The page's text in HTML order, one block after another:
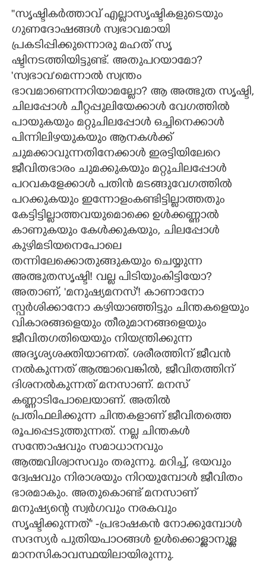
CARTOONS
LITERATURE
ZOOM
CONTACT US
''സൃഷ്ടികർത്താവ് എല്ലാസൃഷ്ടികളുടെയും
ഗുണദോഷങ്ങൾ സ്വഭാവമായി
പ്രകടിപ്പിക്കുന്നൊരു മഹത് സൃ
ഷ്ടിനടത്തിയിട്ടുണ്ട്. അതുപറയാമോ?
'സ്വഭാവ'മെന്നാൽ സ്വന്തം
ഭാവമാണെന്നറിയാമല്ലോ? ആ അത്ഭുത സൃഷ്ടി,
ചിലപ്പോൾ ചീറ്റപ്പുലിയേക്കാൾ വേഗത്തിൽ
പായുകയും മറ്റുചിലപ്പോൾ ഒച്ചിനെക്കാൾ
പിന്നിലിഴയുകയും ആനകൾക്ക്
ചുമക്കാവുന്നതിനേക്കാൾ ഇരട്ടിയിലേറെ
ജീവിതഭാരം ചുമക്കുകയും മറ്റുചിലപ്പോൾ
പറവകളേക്കാൾ പതിൻ മടങ്ങുവേഗത്തിൽ
പറക്കുകയും ഇന്നോളംകണ്ടിട്ടില്ലാത്തതും
കേട്ടിട്ടില്ലാത്തവയുമൊക്കെ ഉൾക്കണ്ണാൽ
കാണുകയും കേൾക്കുകയും, ചിലപ്പോൾ
കുഴിമടിയനെപോലെ
തന്നിലേക്കൊതുങ്ങുകയും ചെയ്യുന്ന
അത്ഭുതസൃഷ്ടി! വല്ല പിടിയുംകിട്ടിയോ?
അതാണ്, 'മനുഷ്യമനസ്'! കാണാനോ
സ്പർശിക്കാനോ കഴിയാഞ്ഞിട്ടും ചിന്തകളെയും
വികാരങ്ങളെയും തീരുമാനങ്ങളെയും
ജീവിതഗതിയെയും നിയന്ത്രിക്കുന്ന
അദൃശ്യശക്തിയാണത്. ശരീരത്തിന് ജീവൻ
നൽകുന്നത് ആത്മാവെങ്കിൽ, ജീവിതത്തിന്
ദിശനൽകുന്നത് മനസാണ്. മനസ്
കണ്ണാടിപോലെയാണ്. അതിൽ
പ്രതിഫലിക്കുന്ന ചിന്തകളാണ് ജീവിതത്തെ
രൂപപ്പെടുത്തുന്നത്. നല്ല ചിന്തകൾ
സന്തോഷവും സമാധാനവും
ആത്മവിശ്വാസവും തരുന്നു. മറിച്ച്, ഭയവും
ദ്വേഷവും നിരാശയും നിറയുമ്പോൾ ജീവിതം
ഭാരമാകും. അതുകൊണ്ട് മനസാണ്
മനുഷ്യന്റെ സ്വർഗവും നരകവും
സൃഷ്ടിക്കുന്നത്'' -പ്രഭാഷകൻ നോക്കുമ്പോൾ
സദസ്യർ പുതിയപാഠങ്ങൾ ഉൾക്കൊള്ളാനുള്ള
മാനസികാവസ്ഥയിലായിരുന്നു.